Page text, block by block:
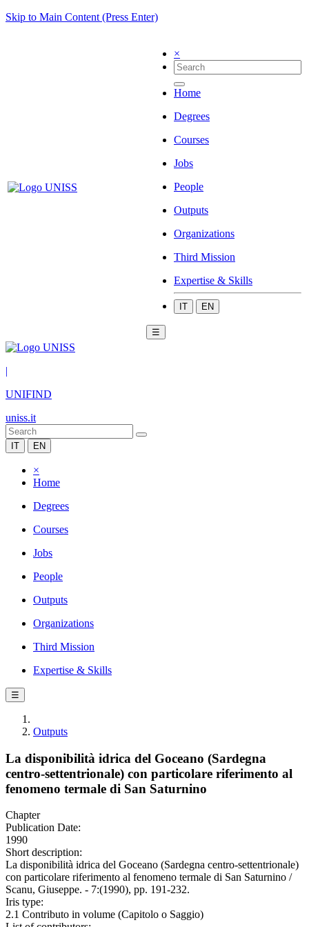
Skip to Main Content (Press Enter)
×
Home
Degrees
Courses
Jobs
People
Outputs
Organizations
Third Mission
Expertise & Skills
IT EN
☰
|
UNIFIND
uniss.it
IT EN
×
Home
Degrees
Courses
Jobs
People
Outputs
Organizations
Third Mission
Expertise & Skills
☰
Outputs
La disponibilità idrica del Goceano (Sardegna
centro-settentrionale) con particolare riferimento al
fenomeno termale di San Saturnino
Chapter
Publication Date:
1990
Short description:
La disponibilità idrica del Goceano (Sardegna centro-settentrionale)
con particolare riferimento al fenomeno termale di San Saturnino /
Scanu, Giuseppe. - 7:(1990), pp. 191-232.
Iris type:
2.1 Contributo in volume (Capitolo o Saggio)